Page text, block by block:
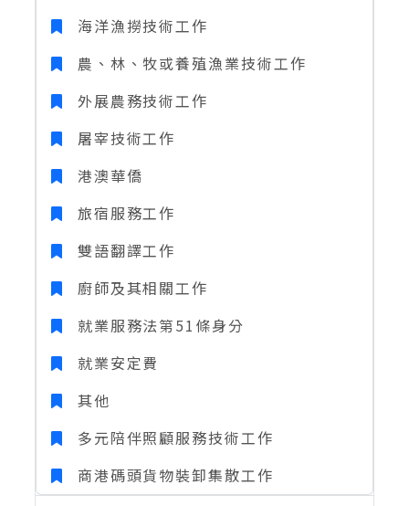
海洋漁撈技術工作
農、林、牧或養殖漁業技術工作
外展農務技術工作
屠宰技術工作
港澳華僑
旅宿服務工作
雙語翻譯工作
廚師及其相關工作
就業服務法第51條身分
就業安定費
其他
多元陪伴照顧服務技術工作
商港碼頭貨物裝卸集散工作